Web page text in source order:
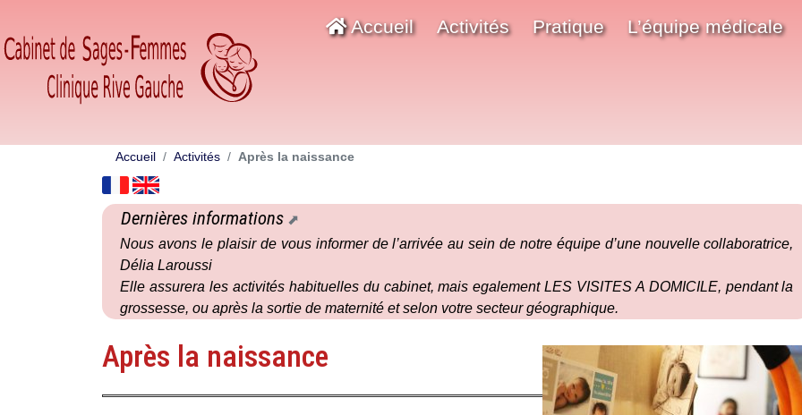
Accueil Activités Pratique L’équipe médicale
Accueil Activités Après la naissance
Dernières informations
Nous avons le plaisir de vous informer de l’arrivée au sein de notre équipe d’une nouvelle collaboratrice,
Délia Laroussi
Elle assurera les activités habituelles du cabinet, mais egalement LES VISITES A DOMICILE, pendant la
grossesse, ou après la sortie de maternité et selon votre secteur géographique.
Après la naissance